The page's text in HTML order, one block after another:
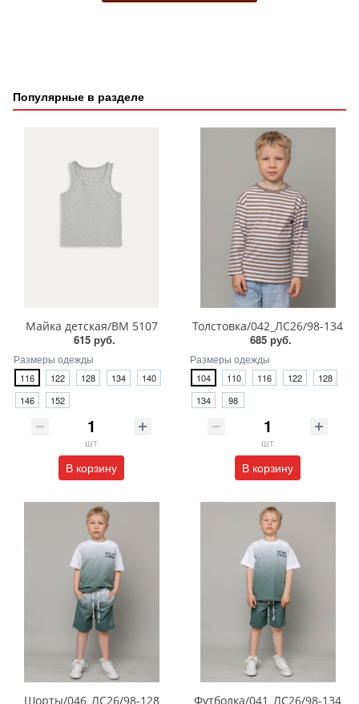
Популярные в разделе
Майка детская/BM 5107
615 руб.
Размеры одежды
116 122 128 134
140
146
152
шт
В корзину
Толстовка/042_ЛС26/98-134
685 руб.
Размеры одежды
104 110 116 122
128
134
98
шт
В корзину
Шорты/046_ЛС26/98-128 Футболка/041_ЛС26/98-134